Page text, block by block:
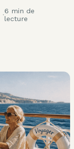
·6 min de
lecture